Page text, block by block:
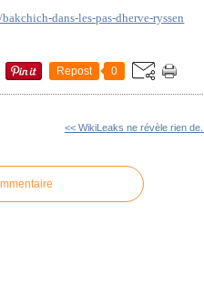
dans-les-pas-dherve-ryssen
Repost 0
<< WikiLeaks ne révèle rien de...